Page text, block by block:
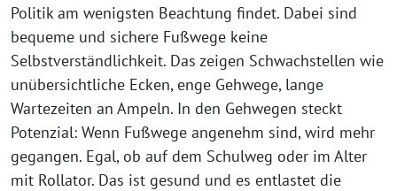
Politik am wenigsten Beachtung findet. Dabei sind
bequeme und sichere Fußwege keine
Selbstverständlichkeit. Das zeigen Schwachstellen wie
unübersichtliche Ecken, enge Gehwege, lange
Wartezeiten an Ampeln. In den Gehwegen steckt
Potenzial: Wenn Fußwege angenehm sind, wird mehr
gegangen. Egal, ob auf dem Schulweg oder im Alter
mit Rollator. Das ist gesund und es entlastet die